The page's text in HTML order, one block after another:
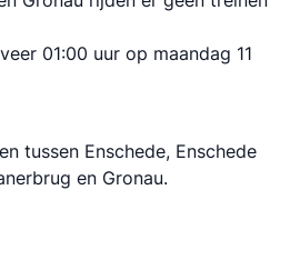
01:00 uur op maandag 11
tussen Enschede, Enschede
en Gronau.